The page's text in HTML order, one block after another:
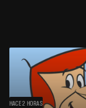
HACE 2 HORAS